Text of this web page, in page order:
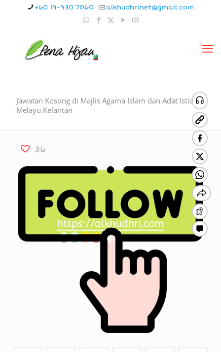
+60 19-930 7060 alkhudhrinet@gmail.com
Jawatan Kosong di Majlis Agama Islam dan Adat Istiadat
Melayu Kelantan
36